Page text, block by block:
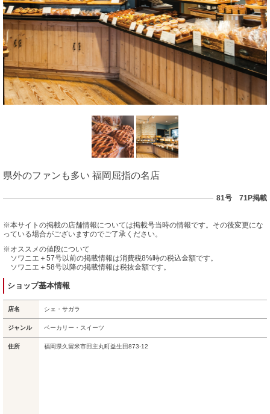
県外のファンも多い 福岡屈指の名店
81号 71P掲載
※本サイトの掲載の店舗情報については掲載号当時の情報です。その後変更にな
っている場合がございますのでご了承ください。
※オススメの値段について
ソワニエ＋57号以前の掲載情報は消費税8%時の税込金額です。
ソワニエ＋58号以降の掲載情報は税抜金額です。
ショップ基本情報
店名 シェ・サガラ
ジャンル ベーカリー・スイーツ
住所 福岡県久留米市田主丸町益生田873-12